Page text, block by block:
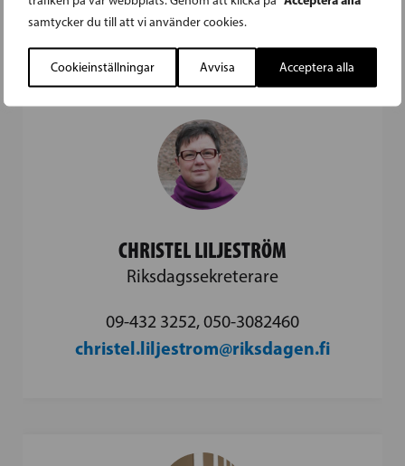
samtycker du till att vi använder cookies.
Cookieinställningar Avvisa Acceptera alla
hanna.seppa@riksdagen.fi
CHRISTEL LILJESTRÖM
Riksdagssekreterare
09-432 3252, 050-3082460
christel.liljestrom@riksdagen.fi